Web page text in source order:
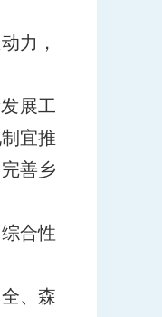
力，
展工
宜推
善乡
合性
、森